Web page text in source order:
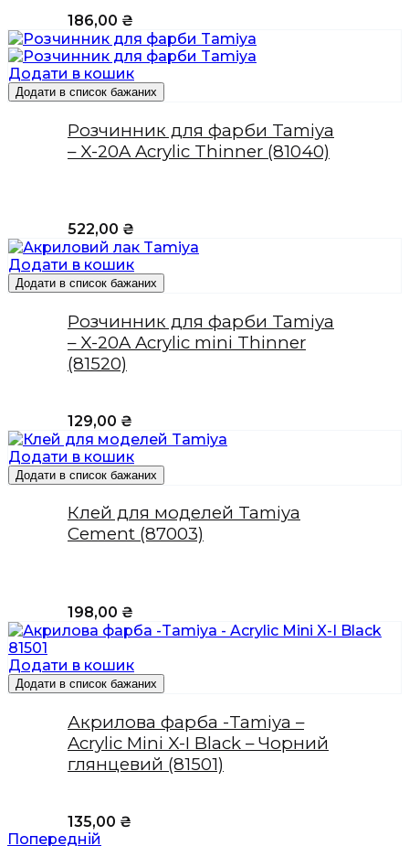
186,00 ₴
Додати в кошик
Додати в список бажаних
Розчинник для фарби Tamiya
– X-20A Acrylic Thinner (81040)
522,00 ₴
Додати в кошик
Додати в список бажаних
Розчинник для фарби Tamiya
– X-20A Acrylic mini Thinner
(81520)
129,00 ₴
Додати в кошик
Додати в список бажаних
Клей для моделей Tamiya
Cement (87003)
198,00 ₴
Додати в кошик
Додати в список бажаних
Акрилова фарба -Tamiya –
Acrylic Mini X-I Black – Чорний
глянцевий (81501)
135,00 ₴
Попередній